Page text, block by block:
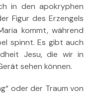
in den apokryphen
Figur des Erzengels
kommt, während
spinnt.Es gibt auch
Jesu, die wir in
sehen können.
oder der Traum von